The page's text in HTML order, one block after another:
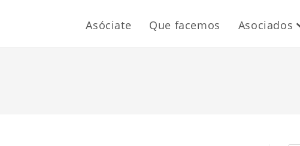
Asóciate Que facemos Asociados